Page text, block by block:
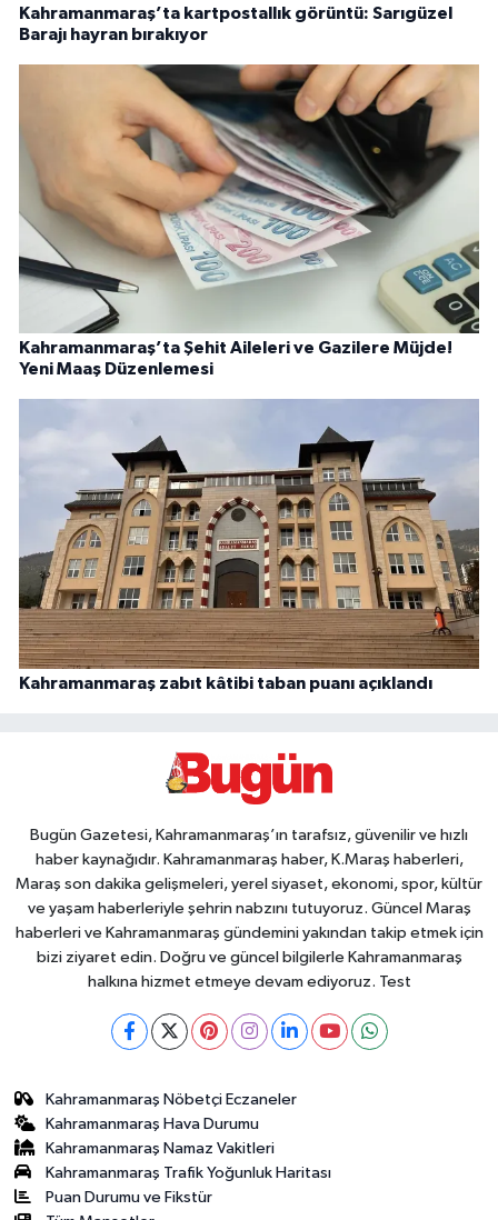
Kahramanmaraş’ta kartpostallık görüntü: Sarıgüzel
Barajı hayran bırakıyor
Kahramanmaraş’ta Şehit Aileleri ve Gazilere Müjde!
Yeni Maaş Düzenlemesi
Kahramanmaraş zabıt kâtibi taban puanı açıklandı
Bugün Gazetesi, Kahramanmaraş’ın tarafsız, güvenilir ve hızlı
haber kaynağıdır. Kahramanmaraş haber, K.Maraş haberleri,
Maraş son dakika gelişmeleri, yerel siyaset, ekonomi, spor, kültür
ve yaşam haberleriyle şehrin nabzını tutuyoruz. Güncel Maraş
haberleri ve Kahramanmaraş gündemini yakından takip etmek için
bizi ziyaret edin. Doğru ve güncel bilgilerle Kahramanmaraş
halkına hizmet etmeye devam ediyoruz. Test
Kahramanmaraş Nöbetçi Eczaneler
Kahramanmaraş Hava Durumu
Kahramanmaraş Namaz Vakitleri
Kahramanmaraş Trafik Yoğunluk Haritası
Puan Durumu ve Fikstür